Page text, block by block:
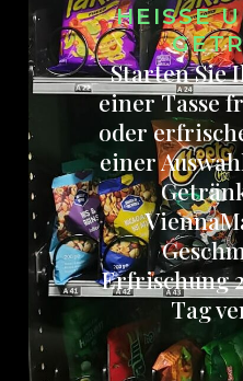
HEISSE
Starten Sie
einer Tasse
oder
einer
Erfrischung
Tag